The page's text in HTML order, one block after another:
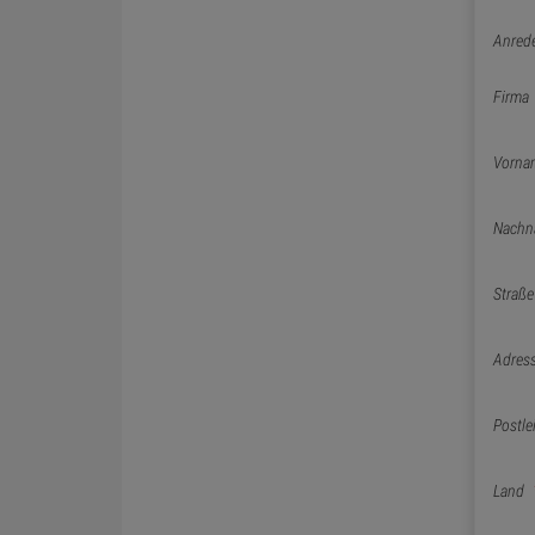
Firma
Straße
Land